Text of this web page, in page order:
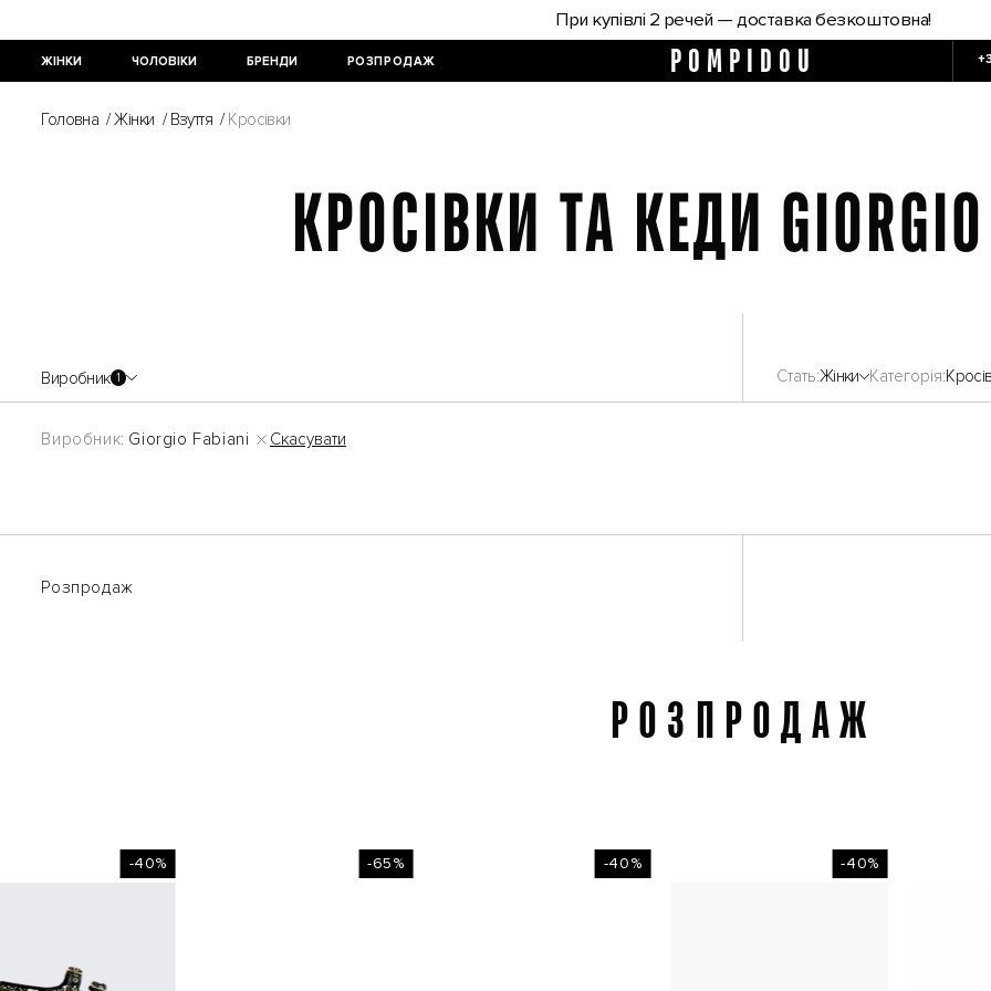
При купівлі 2 речей — доставка безкоштовна!
ЖІНКИ ЧОЛОВІКИ БРЕНДИ РОЗПРОДАЖ POMPIDOU
Головна / Жінки / Взуття / Кросівки
КРОСІВКИ ТА КЕДИ
Виробник 1 Стать Жінки Категорія
Виробник: Giorgio Fabiani Скасувати
Розпродаж
РОЗПРОДАЖ
-40% -65% -40% -40%